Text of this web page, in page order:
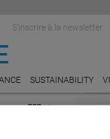
S'inscrire à la newsletter
SUSTAINABILITY